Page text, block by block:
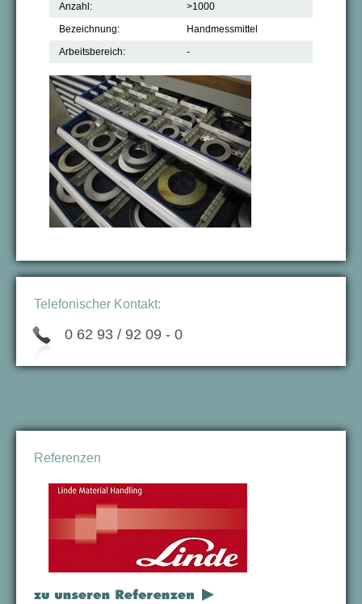
Anzahl:
>1000
Bezeichnung:
Handmessmittel
Arbeitsbereich:
-
Telefonischer Kontakt:
0 62 93 / 92 09 - 0
Referenzen